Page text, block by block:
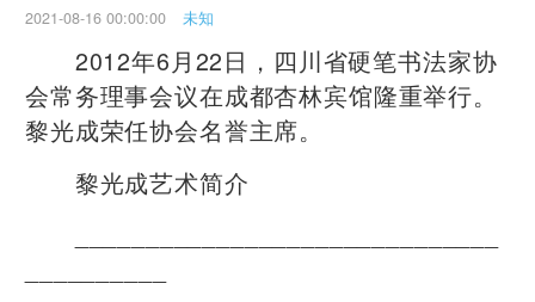
阿拉里奥画廊上海转型：为何要成
为策展式艺术商业综合体？
2021-08-16 00:00:00 未知
2012年6月22日，四川省硬笔书法家协
会常务理事会议在成都杏林宾馆隆重举行。
黎光成荣任协会名誉主席。
黎光成艺术简介